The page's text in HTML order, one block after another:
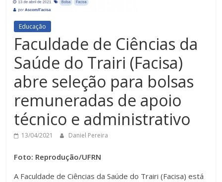
Educação
Faculdade de Ciências da
Saúde do Trairi (Facisa)
abre seleção para bolsas
remuneradas de apoio
técnico e administrativo
13/04/2021 Daniel Pereira
Foto: Reprodução/UFRN
A Faculdade de Ciências da Saúde do Trairi (Facisa) está